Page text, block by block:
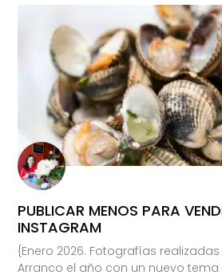
PUBLICAR MENOS PARA
INSTAGRAM
{Enero 2026. Fotografías
Arranco el año con un nuevo